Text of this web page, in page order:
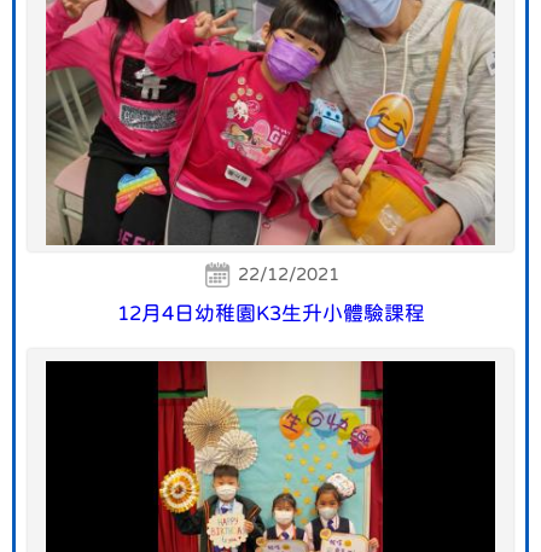
22/12/2021
12月4日幼稚園K3生升小體驗課程